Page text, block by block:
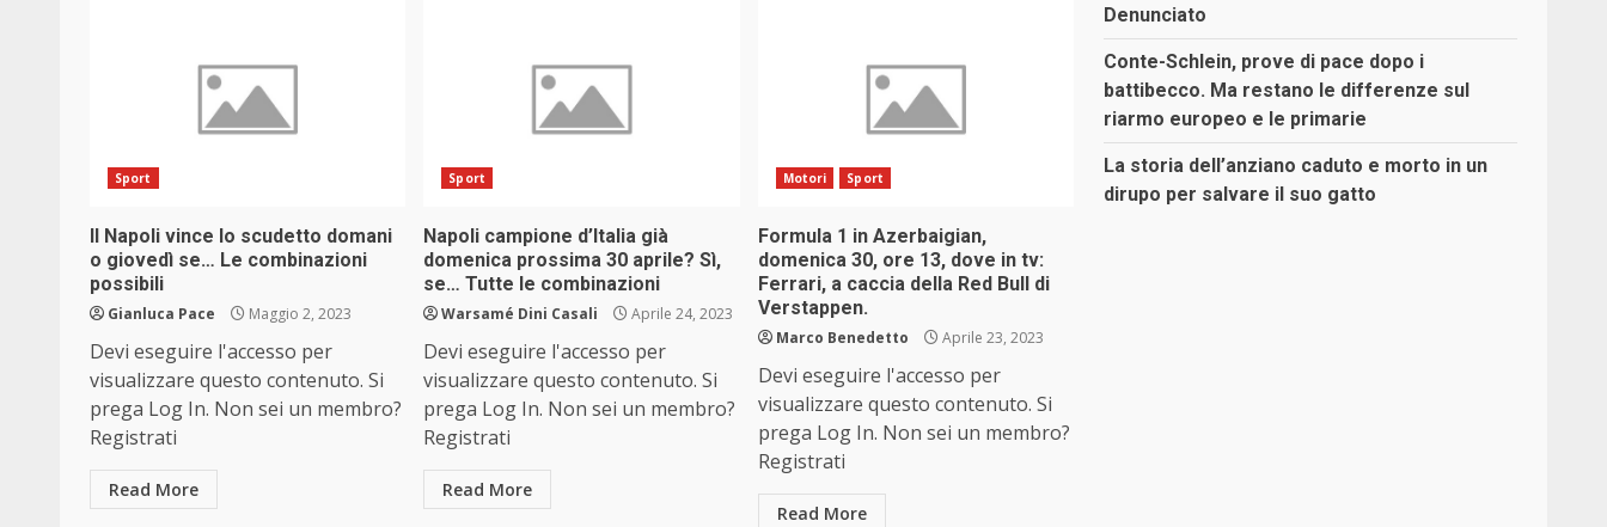
Sport
Il Napoli vince lo scudetto domani
o giovedì se… Le combinazioni
possibili
Gianluca Pace Maggio 2, 2023
Devi eseguire l'accesso per
visualizzare questo contenuto. Si
prega Log In. Non sei un membro?
Registrati
Read More
Sport
Napoli campione d’Italia già
domenica prossima 30 aprile? Sì,
se… Tutte le combinazioni
Warsamé Dini Casali Aprile 24, 2023
Devi eseguire l'accesso per
visualizzare questo contenuto. Si
prega Log In. Non sei un membro?
Registrati
Read More
Motori Sport
Formula 1 in Azerbaigian,
domenica 30, ore 13, dove in tv:
Ferrari, a caccia della Red Bull di
Verstappen.
Marco Benedetto Aprile 23, 2023
Devi eseguire l'accesso per
visualizzare questo contenuto. Si
prega Log In. Non sei un membro?
Registrati
Read More
Denunciato
Conte-Schlein, prove di pace dopo i
battibecco. Ma restano le differenze sul
riarmo europeo e le primarie
La storia dell’anziano caduto e morto in un
dirupo per salvare il suo gatto